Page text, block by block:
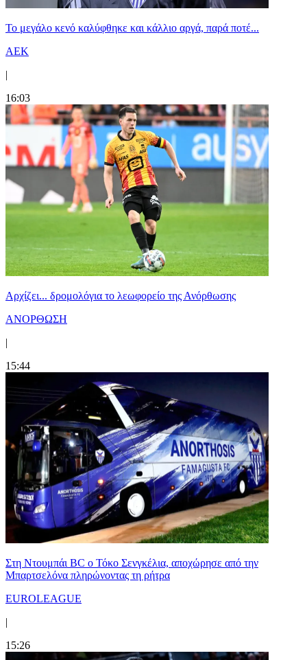
Το μεγάλο κενό καλύφθηκε και κάλλιο αργά, παρά ποτέ...
ΑΕΚ
|
16:03
Αρχίζει... δρομολόγια το λεωφορείο της Ανόρθωσης
ΑΝΟΡΘΩΣΗ
|
15:44
Στη Nτουμπάι BC ο Τόκο Σενγκέλια, αποχώρησε από την
Μπαρτσελόνα πληρώνοντας τη ρήτρα
EUROLEAGUE
|
15:26